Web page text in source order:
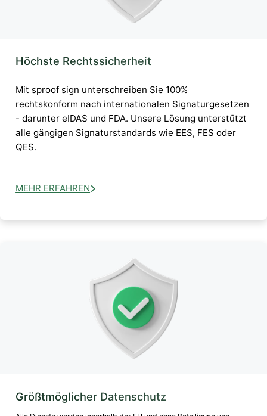
Höchste Rechtssicherheit
Mit sproof sign unterschreiben Sie 100%
rechtskonform nach internationalen Signaturgesetzen
- darunter eIDAS und FDA. Unsere Lösung unterstützt
alle gängigen Signaturstandards wie EES, FES oder
QES.
MEHR ERFAHREN
Größtmöglicher Datenschutz